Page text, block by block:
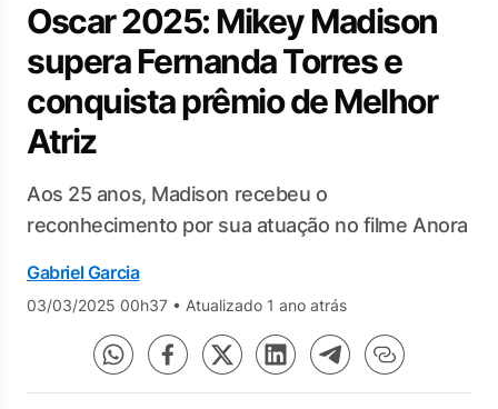
Oscar 2025: Mikey Madison
supera Fernanda Torres e
conquista prêmio de Melhor
Atriz
Aos 25 anos, Madison recebeu o
reconhecimento por sua atuação no filme Anora
Gabriel Garcia
03/03/2025 00h37 • Atualizado 1 ano atrás